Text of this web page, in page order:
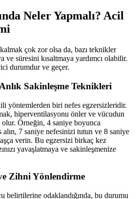
Neler Yapmalı? Acil
çok zor olsa da, bazı teknikler
ve süresini kısaltmaya yardımcı olabilir.
durumdur ve geçer.
Sakinleşme Teknikleri
yöntemlerden biri nefes egzersizleridir.
hiperventilasyonu önler ve vücudun
olur. Örneğin, 4 saniye boyunca
7 saniye nefesinizi tutun ve 8 saniye
verin. Bu egzersizi birkaç kez
yavaşlatmaya ve sakinleşmenize
Zihni Yönlendirme
belirtilerine odaklandığında, bu durumu